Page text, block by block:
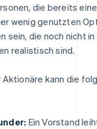
die bereits
wenig genutzten
die noch nicht in
realistisch sind.
kann die
Ein Vorstand